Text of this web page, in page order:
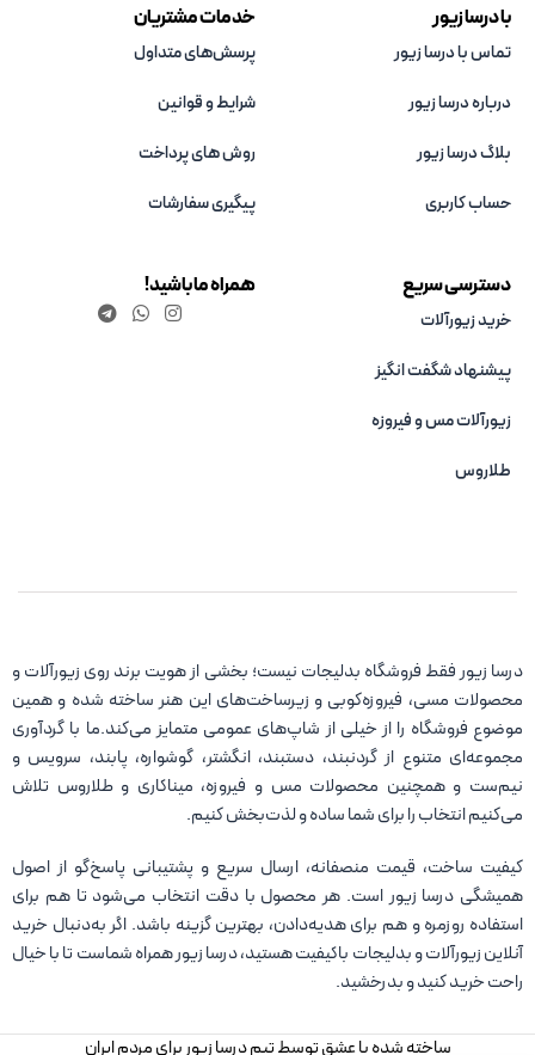
با درسا زیور
تماس با درسا زیور
درباره درسا زیور
بلاگ درسا زیور
حساب کاربری
خدمات مشتریان
پرسش‌های متداول
شرایط و قوانین
روش های پرداخت
پیگیری سفارشات
دسترسی سریع
خرید زیورآلات
پیشنهاد شگفت انگیز
زیورآلات مس و فیروزه‌
طلاروس
همراه ما باشید!
درسا زیور فقط فروشگاه بدلیجات نیست؛ بخشی از هویت برند روی زیورآلات و
محصولات مسی، فیروزه‌کوبی و زیرساخت‌های این هنر ساخته شده و همین
موضوع فروشگاه را از خیلی از شاپ‌های عمومی متمایز می‌کند.ما با گردآوری
مجموعه‌ای متنوع از گردنبند، دستبند، انگشتر، گوشواره، پابند، سرویس و
نیم‌ست و همچنین محصولات مس و فیروزه، میناکاری و طلاروس تلاش
می‌کنیم انتخاب را برای شما ساده و لذت‌بخش کنیم.
کیفیت ساخت، قیمت منصفانه، ارسال سریع و پشتیبانی پاسخ‌گو از اصول
همیشگی درسا زیور است. هر محصول با دقت انتخاب می‌شود تا هم برای
استفاده روزمره و هم برای هدیه‌دادن، بهترین گزینه باشد. اگر به‌دنبال خرید
آنلاین زیورآلات و بدلیجات باکیفیت هستید، درسا زیور همراه شماست تا با خیال
راحت خرید کنید و بدرخشید.
ساخته شده با عشق توسط تیم درسا زیور برای مردم ایران